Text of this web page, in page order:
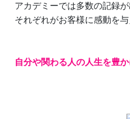
アカデミーでは多数の記録が
それぞれがお客様に感動を
自分や関わる人の人生を豊か